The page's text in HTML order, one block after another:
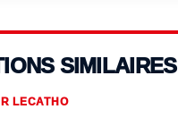
SIMILAIRES
LECATHO